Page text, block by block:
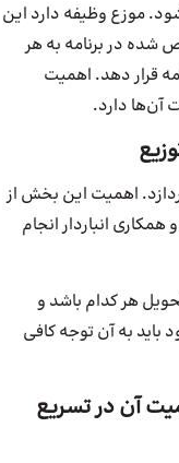
موزع وظیفه دارد این
در برنامه به هر
قرار دهد. اهمیت
آن‌ها دارد.
اهمیت این بخش از
انباردار انجام
هر کدام باشد و
باید به آن توجه کافی
آن در تسریع